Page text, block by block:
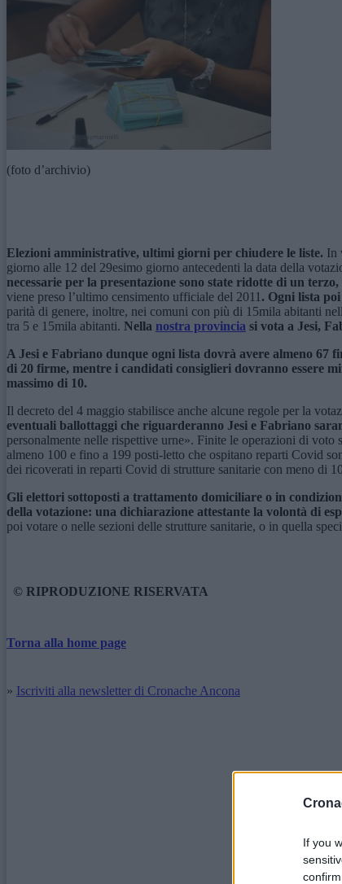
If you
(foto d’archivio)
Elezioni amministrative, ultimi giorni per chiudere le liste. In
giorno alle 12 del 29esimo giorno antecedenti la data della
necessarie per la presentazione sono state ridotte di un
viene preso l’ultimo censimento ufficiale del 2011 . Ogni lista
parità di genere, inoltre, nei comuni con più di 15mila abitanti
tra 5 e 15mila abitanti. Nella nostra provincia si vota a Jesi,
A Jesi e Fabriano dunque ogni lista dovrà avere almeno 67
di 20 firme, mentre i candidati consiglieri dovranno essere
massimo di 10.
Il decreto del 4 maggio stabilisce anche alcune regole per la
eventuali ballottaggi che riguarderanno Jesi e Fabriano
personalmente nelle rispettive urne». Finite le operazioni di voto s
almeno 100 e fino a 199 posti-letto che ospitano reparti Covid
dei ricoverati in reparti Covid di strutture sanitarie con meno di
Gli elettori sottoposti a trattamento domiciliare o in
della votazione: una dichiarazione attestante la volontà di
poi votare o nelle sezioni delle strutture sanitarie, o in quella
© RIPRODUZIONE RISERVATA
Torna alla home page
» Iscriviti alla newsletter di Cronache Ancona